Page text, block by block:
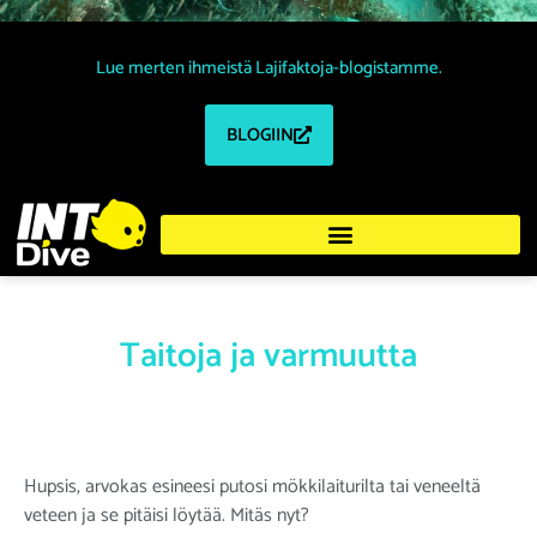
Lue merten ihmeistä Lajifaktoja-blogistamme.
BLOGIIN
Taitoja ja varmuutta
Hupsis, arvokas esineesi putosi mökkilaiturilta tai veneeltä
veteen ja se pitäisi löytää. Mitäs nyt?